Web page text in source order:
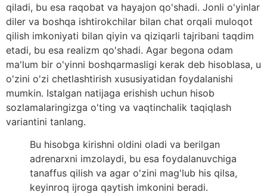
qiladi, bu esa raqobat va hayajon qo'shadi. Jonli o'yinlar
diler va boshqa ishtirokchilar bilan chat orqali muloqot
qilish imkoniyati bilan qiyin va qiziqarli tajribani taqdim
etadi, bu esa realizm qo'shadi. Agar begona odam
ma'lum bir o'yinni boshqarmasligi kerak deb hisoblasa, u
o'zini o'zi chetlashtirish xususiyatidan foydalanishi
mumkin. Istalgan natijaga erishish uchun hisob
sozlamalaringizga o'ting va vaqtinchalik taqiqlash
variantini tanlang.
Bu hisobga kirishni oldini oladi va berilgan
adrenarxni imzolaydi, bu esa foydalanuvchiga
tanaffus qilish va agar o'zini mag'lub his qilsa,
keyinroq ijroga qaytish imkonini beradi.